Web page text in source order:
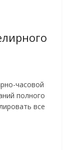
часовой
полного
все